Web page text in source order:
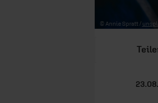
© Annie Spratt /